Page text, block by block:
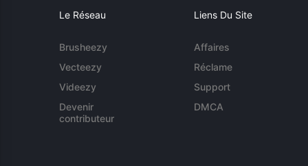
Le Réseau
Brusheezy
Vecteezy
Videezy
Devenir
contributeur
Liens Du Site
Affaires
Réclame
Support
DMCA